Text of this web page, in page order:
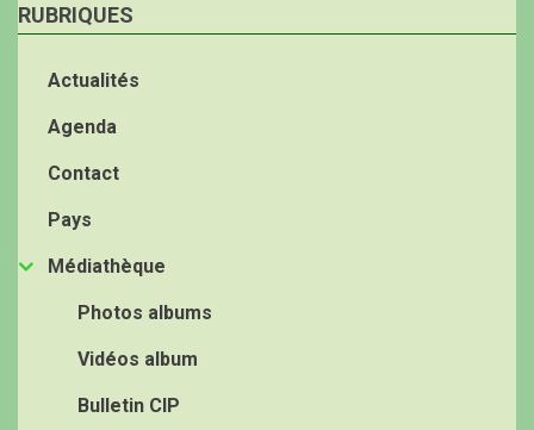
RUBRIQUES
Actualités
Agenda
Contact
Pays
Médiathèque
Photos albums
Vidéos album
Bulletin CIP